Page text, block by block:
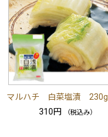
マルハチ 白菜塩漬 230g
310円
（税込み）